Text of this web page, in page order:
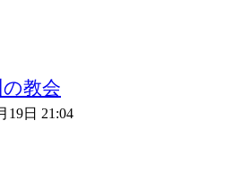
教会
19日 21:04